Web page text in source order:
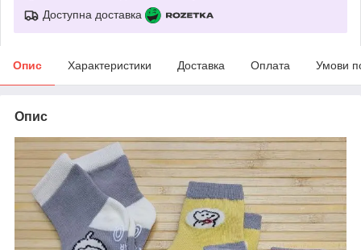
Доступна доставка
Опис Характеристики Доставка Оплата Умови
Опис